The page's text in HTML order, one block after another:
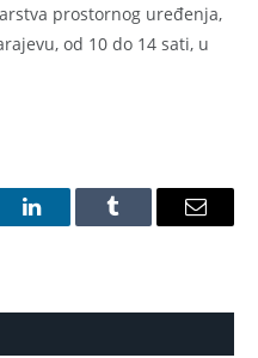
prostornog uređenja,
od 10 do 14 sati, u
LinkedInTumblr Email